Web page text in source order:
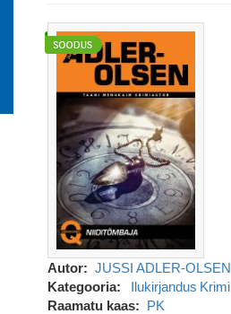
out)
Autor
JUSSI ADLER-OLSEN
Kategooria
Ilukirjandus Krimi
Raamatu kaas
PK